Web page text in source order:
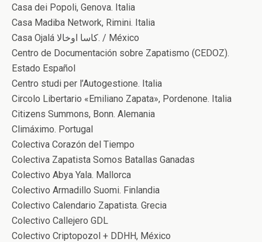
Casa dei Popoli, Genova. Italia
Casa Madiba Network, Rimini. Italia
Casa Ojalá کاسا اوخالا. / México
Centro de Documentación sobre Zapatismo (CEDOZ).
Estado Español
Centro studi per l’Autogestione. Italia
Circolo Libertario «Emiliano Zapata», Pordenone. Italia
Citizens Summons, Bonn. Alemania
Climáximo. Portugal
Colectiva Corazón del Tiempo
Colectiva Zapatista Somos Batallas Ganadas
Colectivo Abya Yala. Mallorca
Colectivo Armadillo Suomi. Finlandia
Colectivo Calendario Zapatista. Grecia
Colectivo Callejero GDL
Colectivo Criptopozol + DDHH, México